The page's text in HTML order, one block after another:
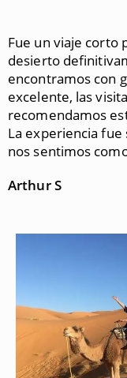
Fue un viaje corto
desierto
encontramos con
excelente, las
recomendamos
La experiencia
nos sentimos
Arthur S